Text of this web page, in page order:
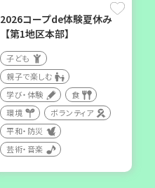
【玉津】布ぞうりを作って
親子で楽しむ
大人向け
学び・体験
環境
2026コープde体験夏休み
【第1地区本部】
子ども
親子で楽しむ
学び・体験
食
環境
ボランティア
平和・防災
芸術・音楽